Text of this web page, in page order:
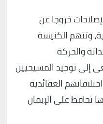
خروجا عن
وتتهم الكنيسة
والحركة
إلى توحيد المسيحيين
العقائدية
تحافظ على الإيمان